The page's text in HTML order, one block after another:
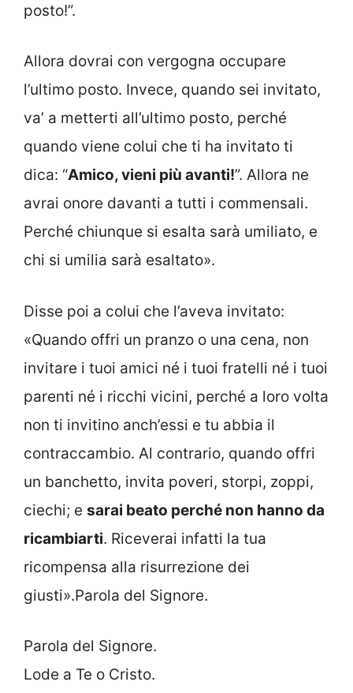
posto!”.
Allora dovrai con vergogna occupare
l’ultimo posto. Invece, quando sei invitato,
va’ a metterti all’ultimo posto, perché
quando viene colui che ti ha invitato ti
dica: “Amico, vieni più avanti!”. Allora ne
avrai onore davanti a tutti i commensali.
Perché chiunque si esalta sarà umiliato, e
chi si umilia sarà esaltato».
Disse poi a colui che l’aveva invitato:
«Quando offri un pranzo o una cena, non
invitare i tuoi amici né i tuoi fratelli né i tuoi
parenti né i ricchi vicini, perché a loro volta
non ti invitino anch’essi e tu abbia il
contraccambio. Al contrario, quando offri
un banchetto, invita poveri, storpi, zoppi,
ciechi; e sarai beato perché non hanno da
ricambiarti. Riceverai infatti la tua
ricompensa alla risurrezione dei
giusti».Parola del Signore.
Parola del Signore.
Lode a Te o Cristo.